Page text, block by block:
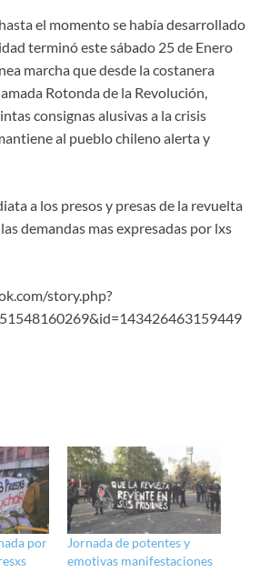
el momento se había desarrollado
terminó este sábado 25 de Enero
marcha que desde la costanera
Rotonda de la Revolución,
consignas alusivas a la crisis
al pueblo chileno alerta y
a los presos y presas de la revuelta
demandas mas expresadas por lxs
story.php?
por
Jornada de potentes y
emotivas manifestaciones